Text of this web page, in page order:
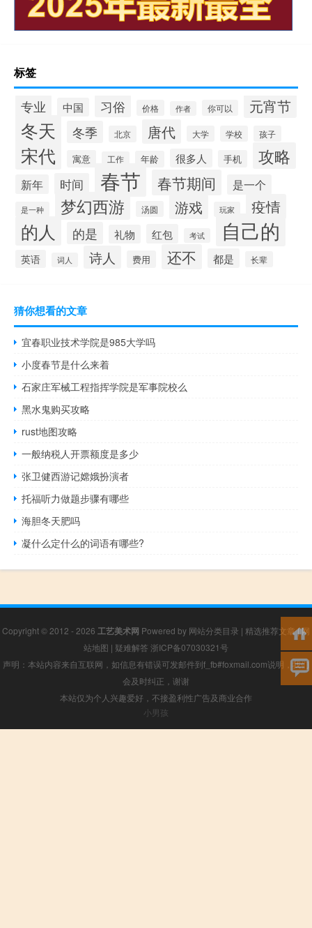
标签
专业 中国 习俗 价格 作者 你可以 元宵节
冬天 冬季 北京 唐代 大学 学校 孩子
宋代 寓意 工作 年龄 很多人 手机 攻略
新年 时间 春节 春节期间 是一个
是一种 梦幻西游 汤圆 游戏 玩家 疫情
的人 的是 礼物 红包 考试 自己的
英语 词人 诗人 费用 还不 都是 长辈
猜你想看的文章
宜春职业技术学院是985大学吗
小度春节是什么来着
石家庄军械工程指挥学院是军事院校么
黑水鬼购买攻略
rust地图攻略
一般纳税人开票额度是多少
张卫健西游记嫦娥扮演者
托福听力做题步骤有哪些
海胆冬天肥吗
凝什么定什么的词语有哪些?
Copyright © 2012 - 2026 工艺美术网 Powered by 网站分类目录 | 精选推荐文章|网
站地图 | 疑难解答 浙ICP备07030321号
声明：本站内容来自互联网，如信息有错误可发邮件到f_fb#foxmail.com说明，我们
会及时纠正，谢谢
本站仅为个人兴趣爱好，不接盈利性广告及商业合作
小男孩